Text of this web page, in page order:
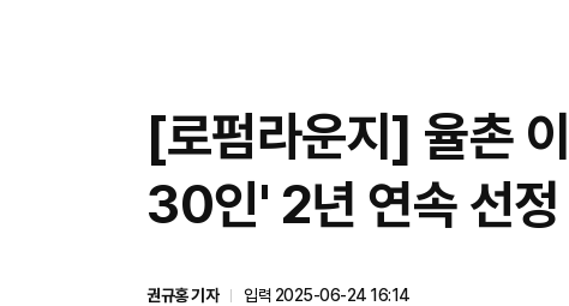
[로펌라운지] 율촌
30인' 2년 연속 선정
권규홍 기자
입력 2025-06-24 16:14